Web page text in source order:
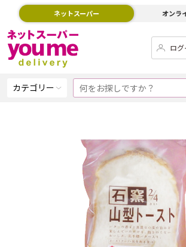
ネットスーパー オンラ
ログ
カテゴリー